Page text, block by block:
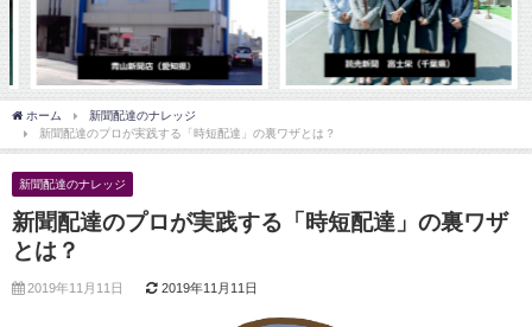
ホーム
新聞配達のナレッジ
新聞配達のプロが実践する「時短配達」の裏ワザとは？
新聞配達のナレッジ
新聞配達のプロが実践する「時短配達」の裏ワザ
とは？
2019年11月11日 2019年11月11日